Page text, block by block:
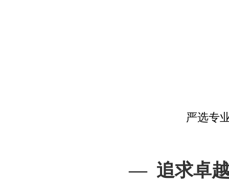
严选专
—  追求卓